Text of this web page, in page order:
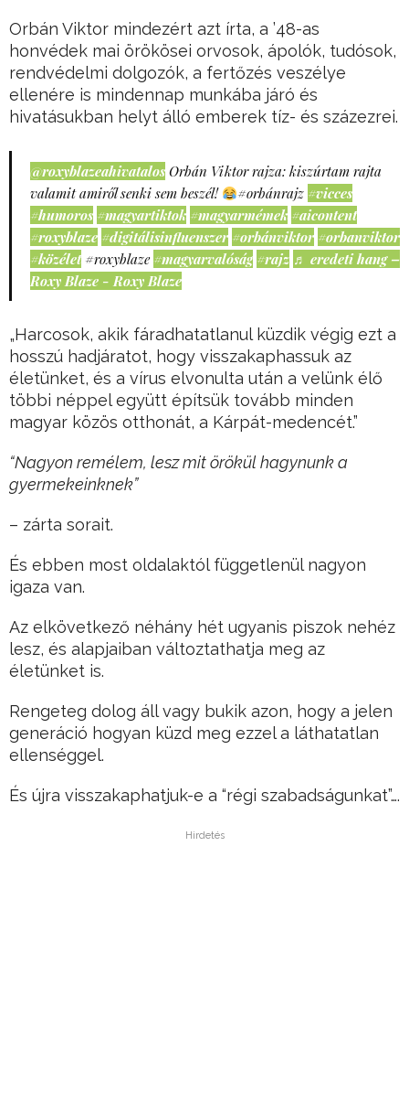
Orbán Viktor mindezért azt írta, a ’48-as
honvédek mai örökösei orvosok, ápolók, tudósok,
rendvédelmi dolgozók, a fertőzés veszélye
ellenére is mindennap munkába járó és
hivatásukban helyt álló emberek tíz- és százezrei.
@roxyblazeahivatalos Orbán Viktor rajza: kiszúrtam rajta
valamit amiről senki sem beszél!
#orbánrajz #vicces
#humoros #magyartiktok #magyarmémek #aicontent
#roxyblaze #digitálisinfluenszer #orbánviktor #orbanviktor
#közélet #roxyblaze #magyarvalóság #rajz ♬ eredeti hang –
Roxy Blaze - Roxy Blaze
„Harcosok, akik fáradhatatlanul küzdik végig ezt a
hosszú hadjáratot, hogy visszakaphassuk az
életünket, és a vírus elvonulta után a velünk élő
többi néppel együtt építsük tovább minden
magyar közös otthonát, a Kárpát-medencét.”
“Nagyon remélem, lesz mit örökül hagynunk a
gyermekeinknek”
– zárta sorait.
És ebben most oldalaktól függetlenül nagyon
igaza van.
Az elkövetkező néhány hét ugyanis piszok nehéz
lesz, és alapjaiban változtathatja meg az
életünket is.
Rengeteg dolog áll vagy bukik azon, hogy a jelen
generáció hogyan küzd meg ezzel a láthatatlan
ellenséggel.
És újra visszakaphatjuk-e a “régi szabadságunkat”….
Hirdetés